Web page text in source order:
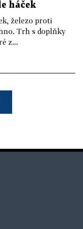
háček
železo proti
Trh s doplňky
z...